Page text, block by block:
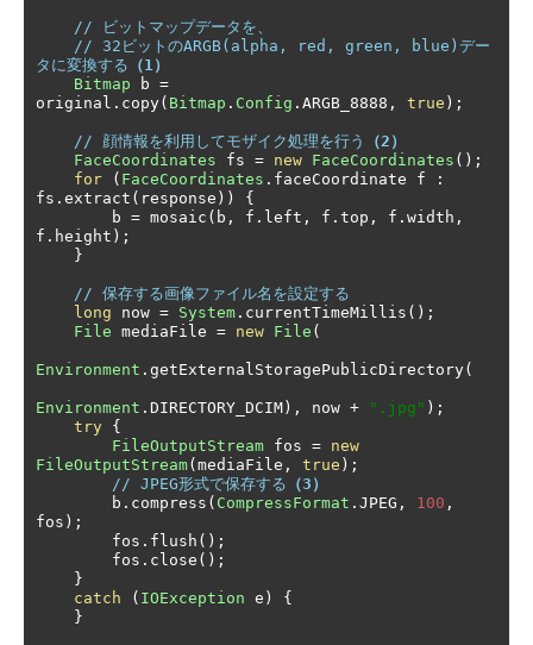
// ビットマップデータを、
// 32ビットのARGB(alpha, red, green, blue)デー
タに変換する （1）
Bitmap b =
original . copy( Bitmap . Config . ARGB_8888 , true );
// 顔情報を利用してモザイク処理を行う
（2）
FaceCoordinates fs = new FaceCoordinates ();
for
( FaceCoordinates . faceCoordinate f
:
fs . extract ( response ))
{
        b
= mosaic ( b , f . left , f . top , f . width ,
f . height );
}
// 保存する画像ファイル名を設定する
long now = System . currentTimeMillis ();
File mediaFile = new File (
Environment . getExternalStoragePublicDirectory(
Environment . DIRECTORY_DCIM ), now + ".jpg" );
try
{
FileOutputStream fos = new
FileOutputStream( mediaFile , true );
// JPEG形式で保存する （3）
        b
. compress ( CompressFormat . JPEG , 100 ,
fos );
        fos
. flush ();
        fos
. close ();
}
catch
( IOException e )
{
}